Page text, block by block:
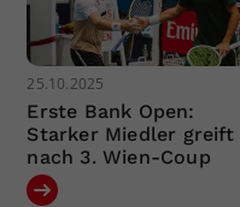
25.10.2025
Erste Bank Open:
Starker Miedler greift
nach 3. Wien-Coup